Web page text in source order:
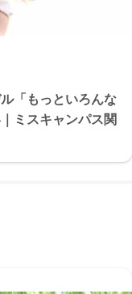
「もっといろんな
ミスキャンパス関